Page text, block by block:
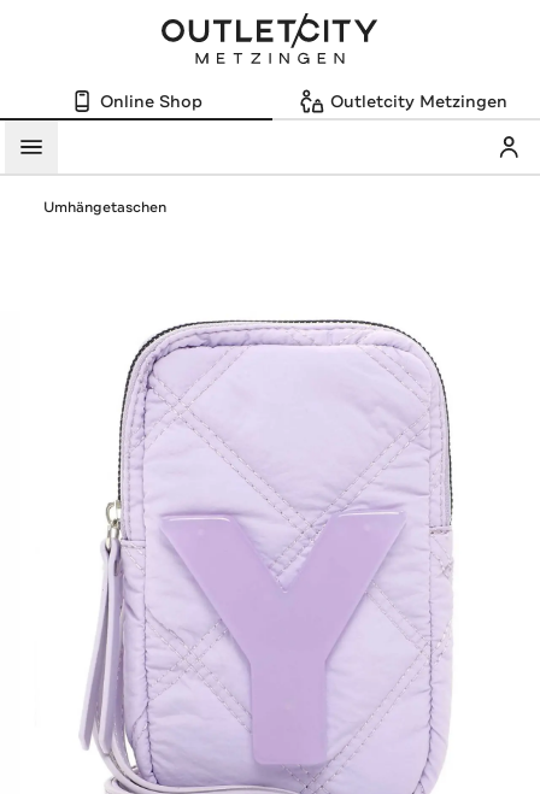
Online Shop Outletcity Metzingen
Menü
Umhängetaschen